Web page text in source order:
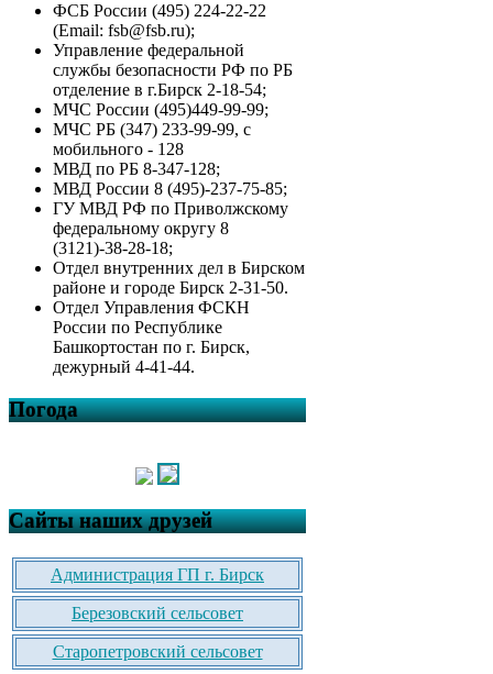
ФСБ России (495) 224-22-22
(Email: fsb@fsb.ru);
Управление федеральной
службы безопасности РФ по РБ
отделение в г.Бирск 2-18-54;
МЧС России (495)449-99-99;
МЧС РБ (347) 233-99-99, с
мобильного - 128
МВД по РБ 8-347-128;
МВД России 8 (495)-237-75-85;
ГУ МВД РФ по Приволжскому
федеральному округу 8
(3121)-38-28-18;
Отдел внутренних дел в Бирском
районе и городе Бирск 2-31-50.
Отдел Управления ФСКН
России по Республике
Башкортостан по г. Бирск,
дежурный 4-41-44.
Погода
Сайты наших друзей
Администрация ГП г. Бирск
Березовский сельсовет
Старопетровский сельсовет